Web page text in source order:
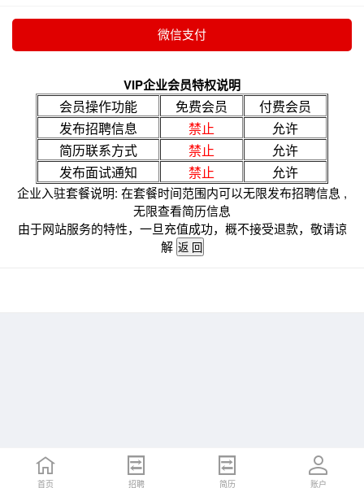
VIP企业会员特权说明
会员操作功能 免费会员
付费会员
发布招聘信息
禁止
允许
简历联系方式
禁止
允许
发布面试通知
禁止 允许
企业入驻套餐说明: 在套餐时间范围内可以无限发布招聘信息 ,
无限查看简历信息
由于网站服务的特性，一旦充值成功，概不接受退款，敬请谅
解
首页 招聘 简历 账户